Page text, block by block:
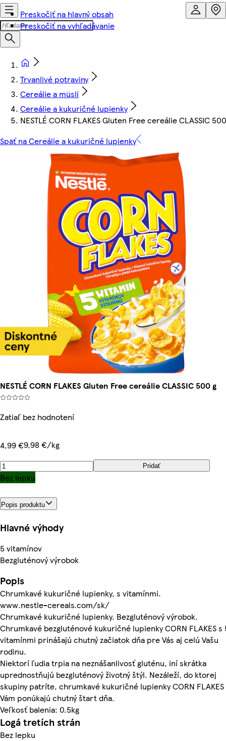
Preskočiť na hlavný obsah
Preskočiť na vyhľadávanie
Trvanlivé potraviny
Cereálie a müsli
Cereálie a kukuričné lupienky
NESTLÉ CORN FLAKES Gluten Free cereálie CLASSIC
Späť na Cereálie a kukuričné lupienky
NESTLÉ CORN FLAKES Gluten Free cereálie CLASSIC 500 g
Zatiaľ bez hodnotení
4,99 €9,98 €/kg
Pridať
Bez lepku
Popis produktu
Hlavné výhody
5 vitamínov
Bezgluténový výrobok
Popis
Chrumkavé kukuričné lupienky, s vitamínmi.
www.nestle-cereals.com/sk/
Chrumkavé kukuričné lupienky. Bezgluténový výrobok.
Chrumkavé bezgluténové kukuričné lupienky CORN FLAKES s
vitamínmi prinášajú chutný začiatok dňa pre Vás aj celú Vašu
rodinu.
Niektorí ľudia trpia na neznášanlivosť gluténu, iní skrátka
uprednostňujú bezgluténový životný štýl. Nezáleží, do ktorej
skupiny patríte, chrumkavé kukuričné lupienky CORN FLAKES
Vám ponúkajú chutný štart dňa.
Veľkosť balenia: 0.5kg
Logá tretích strán
Bez lepku